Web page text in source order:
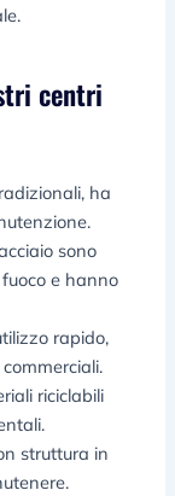
centri
ha
sono
e hanno
rapido,
riciclabili
struttura in